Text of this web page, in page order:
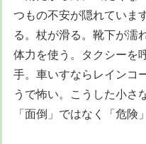
つもの不安が隠れていま
る。杖が滑る。靴下が濡
体力を使う。タクシーを
手。車いすならレインコ
うで怖い。こうした小さ
「面倒」ではなく「危険